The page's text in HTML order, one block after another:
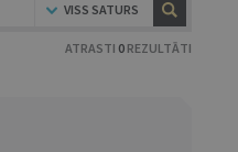
VISS SATURS
ATRASTI 0 REZULTĀTI